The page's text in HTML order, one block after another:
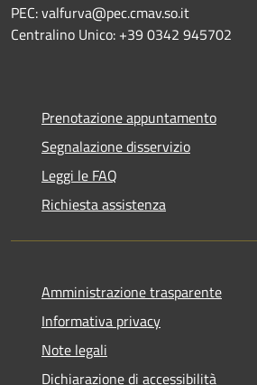
PEC: valfurva@pec.cmav.so.it
Centralino Unico: +39 0342 945702
Prenotazione appuntamento
Segnalazione disservizio
Leggi le FAQ
Richiesta assistenza
Amministrazione trasparente
Informativa privacy
Note legali
Dichiarazione di accessibilità